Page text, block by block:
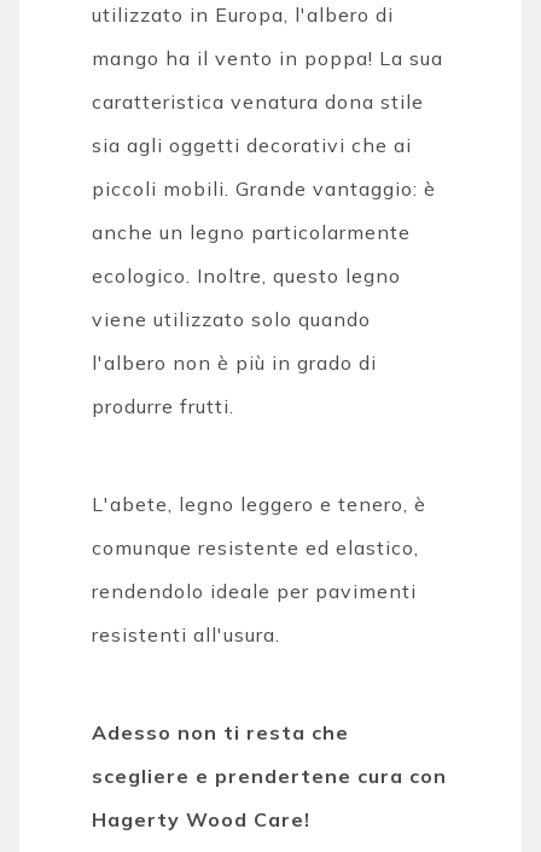
utilizzato in Europa, l'albero di
mango ha il vento in poppa! La sua
caratteristica venatura dona stile
sia agli oggetti decorativi che ai
piccoli mobili. Grande vantaggio: è
anche un legno particolarmente
ecologico. Inoltre, questo legno
viene utilizzato solo quando
l'albero non è più in grado di
produrre frutti.
L'abete, legno leggero e tenero, è
comunque resistente ed elastico,
rendendolo ideale per pavimenti
resistenti all'usura.
Adesso non ti resta che
scegliere e prendertene cura con
Hagerty Wood Care!